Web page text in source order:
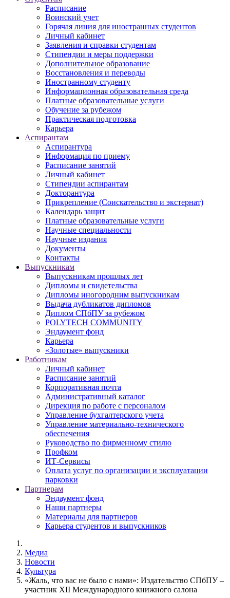
Расписание
Воинский учет
Горячая линия для иностранных студентов
Личный кабинет
Заявления и справки студентам
Стипендии и меры поддержки
Дополнительное образование
Восстановления и переводы
Иностранному студенту
Информационная образовательная среда
Платные образовательные услуги
Обучение за рубежом
Практическая подготовка
Карьера
Аспирантам
Аспирантура
Информация по приему
Расписание занятий
Личный кабинет
Стипендии аспирантам
Докторантура
Прикрепление (Соискательство и экстернат)
Календарь защит
Платные образовательные услуги
Научные специальности
Научные издания
Документы
Контакты
Выпускникам
Выпускникам прошлых лет
Дипломы и свидетельства
Дипломы иногородним выпускникам
Выдача дубликатов дипломов
Диплом СПбПУ за рубежом
POLYTECH COMMUNITY
Эндаумент фонд
Карьера
«Золотые» выпускники
Работникам
Личный кабинет
Расписание занятий
Корпоративная почта
Административный каталог
Дирекция по работе с персоналом
Управление бухгалтерского учета
Управление материально-технического
обеспечения
Руководство по фирменному стилю
Профком
ИТ-Сервисы
Оплата услуг по организации и эксплуатации
парковки
Партнерам
Эндаумент фонд
Наши партнеры
Материалы для партнеров
Карьера студентов и выпускников
Медиа
Новости
Культура
«Жаль, что вас не было с нами»: Издательство СПбПУ –
участник XII Международного книжного салона